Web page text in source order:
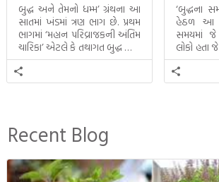
બુદ્ધ અને તેમનો ધમ્મ’ ગ્રંથના આ
સાતમાં ખંડમાં ત્રણ ભાગ છે. પ્રથમ
ભાગમાં ‘મહાન પરિવ્રાજકની અંતિમ
ચારિકા’ એટલે કે તથાગત બુદ્ધ સાથે
સતત પરિભ્રમણ કરતા સહચારીઓ
સાથે ફરી એકવારની
મુલાકાત, બીજા ભાગમાં તથાગતે
ઉત્તરાધિકારી તરીકે સ્થાપે છે તે
દૃશ્યો અંકિત થયાં છે. ટૂંકમાં બુદ્ધનાં
જીવનના અંતિમ દિવસોની યાત્રાનો
પરિપાક જોવા મળે […]
‘બુદ્ધના
હેઠળ આ
સમયમાં
લોકો હતા
તેમનો
સત્સંગ વીશે
Recent Blog